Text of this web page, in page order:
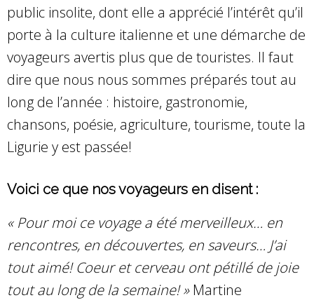
public insolite, dont elle a apprécié l’intérêt qu’il
porte à la culture italienne et une démarche de
voyageurs avertis plus que de touristes. Il faut
dire que nous nous sommes préparés tout au
long de l’année : histoire, gastronomie,
chansons, poésie, agriculture, tourisme, toute la
Ligurie y est passée!
Voici ce que nos voyageurs en disent :
« Pour moi ce voyage a été merveilleux… en
rencontres, en découvertes, en saveurs… J’ai
tout aimé! Coeur et cerveau ont pétillé de joie
tout au long de la semaine! »Martine